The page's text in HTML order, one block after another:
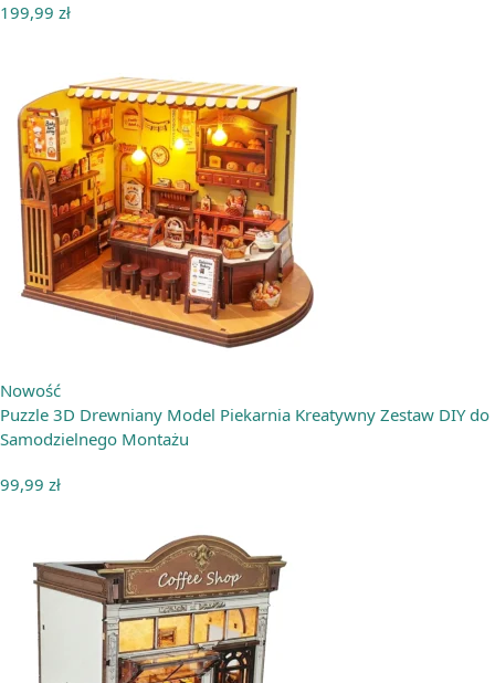
199,99 zł
Nowość
Puzzle 3D Drewniany Model Piekarnia Kreatywny Zestaw DIY do
Samodzielnego Montażu
99,99 zł